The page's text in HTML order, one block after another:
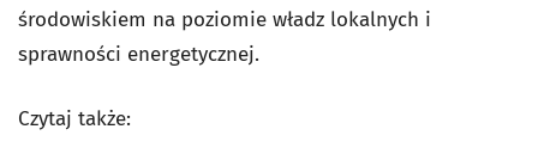
środowiskiem na poziomie władz lokalnych i
sprawności energetycznej.
Czytaj także: